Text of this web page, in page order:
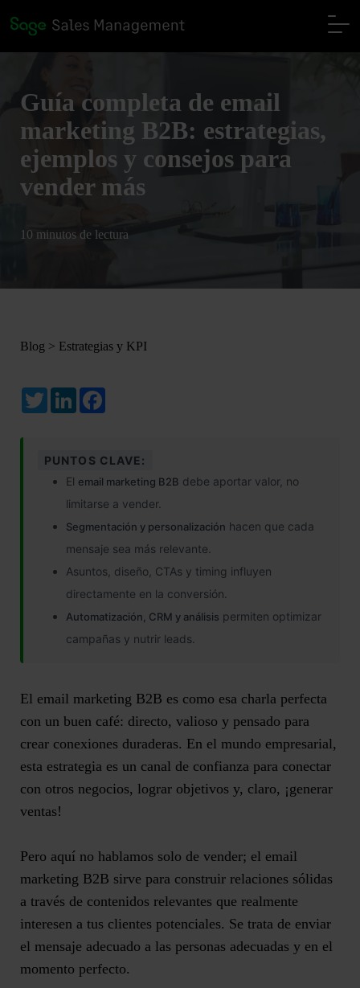
Guía completa de email
marketing B2B: estrategias,
ejemplos y consejos para
vender más
10 minutos de lectura
Blog > Estrategias y KPI
TwitterLinkedIn
PUNTOS CLAVE:
El email marketing B2B debe aportar valor, no
limitarse a vender.
Segmentación y personalización hacen que cada
mensaje sea más relevante.
Asuntos, diseño, CTAs y timing influyen
directamente en la conversión.
Automatización, CRM y análisis permiten optimizar
campañas y nutrir leads.
El email marketing B2B es como esa charla perfecta
con un buen café: directo, valioso y pensado para
crear conexiones duraderas. En el mundo empresarial,
esta estrategia es un canal de confianza para conectar
con otros negocios, lograr objetivos y, claro, ¡generar
ventas!
Pero aquí no hablamos solo de vender; el email
marketing B2B sirve para construir relaciones sólidas
a través de contenidos relevantes que realmente
interesen a tus clientes potenciales. Se trata de enviar
el mensaje adecuado a las personas adecuadas y en el
momento perfecto.